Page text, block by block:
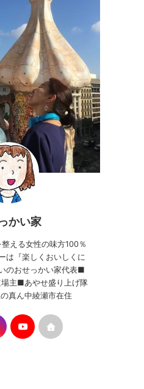
かい家
える女性の味方100％
は『楽しくおいしくに
のおせっかい家代表■
主■あやせ盛り上げ隊
真ん中綾瀬市在住